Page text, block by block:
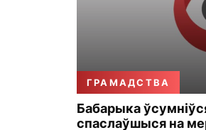
ГРАМАДСТВА
Бабарыка
спаслаўшыся на